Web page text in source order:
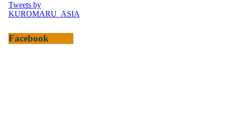
Tweets by
KUROMARU_ASIA
Facebook